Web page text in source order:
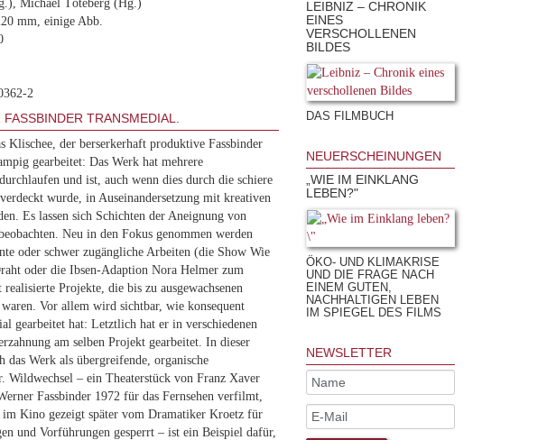
Michael Töteberg (Hg.)
mm, einige Abb.
2
TRANSMEDIAL.
Klischee, der berserkerhaft produktive Fassbinder
gearbeitet: Das Werk hat mehrere
und ist, auch wenn dies durch die schiere
verdeckt wurde, in Auseinandersetzung mit kreativen
Es lassen sich Schichten der Aneignung von
Neu in den Fokus genommen werden
oder schwer zugängliche Arbeiten (die Show Wie
oder die Ibsen-Adaption Nora Helmer zum
Projekte, die bis zu ausgewachsenen
Vor allem wird sichtbar, wie konsequent
gearbeitet hat: Letztlich hat er in verschiedenen
am selben Projekt gearbeitet. In dieser
das Werk als übergreifende, organische
Wildwechsel – ein Theaterstück von Franz Xaver
Fassbinder 1972 für das Fernsehen verfilmt,
Kino gezeigt später vom Dramatiker Kroetz für
und Vorführungen gesperrt – ist ein Beispiel dafür,
LEIBNIZ – CHRONIK
EINES
VERSCHOLLENEN
BILDES
DAS FILMBUCH
NEUERSCHEINUNGEN
„WIE IM EINKLANG
LEBEN?"
ÖKO- UND KLIMAKRISE
UND DIE FRAGE NACH
EINEM GUTEN,
NACHHALTIGEN LEBEN
IM SPIEGEL DES FILMS
NEWSLETTER